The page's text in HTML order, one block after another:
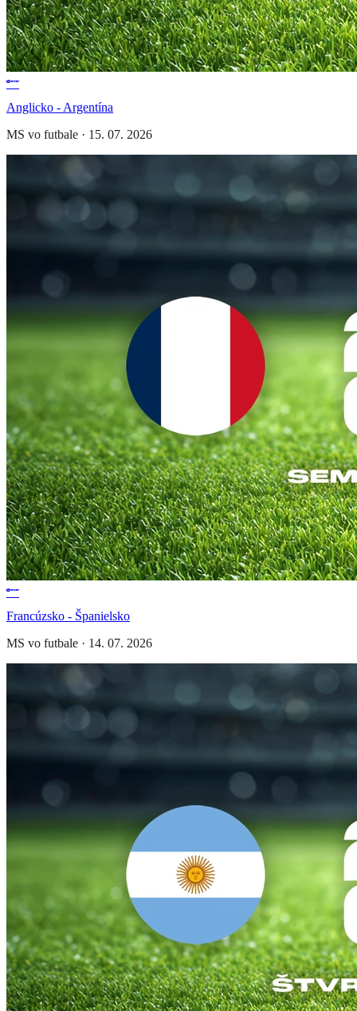
Anglicko - Argentína
MS vo futbale · 15. 07. 2026
Francúzsko - Španielsko
MS vo futbale · 14. 07. 2026